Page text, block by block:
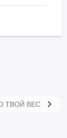
ТВОЙ ВЕС